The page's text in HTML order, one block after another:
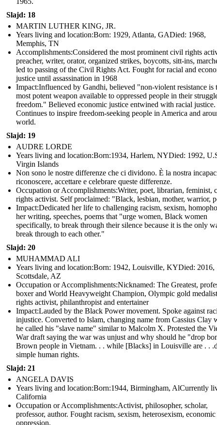
Slajd: 18
MARTIN LUTHER KING, JR.
Years living and location:Born: 1929, Atlanta, GADied: 1968,
Memphis, TN
Accomplishments: Considered the most prominent civil rights
preacher, writer, orator, organized strikes, boycotts, sitt-ins,
led to passing of the Civil Rights Act. Fought for racial and
justice until assassination in 1968
Impact: Influenced by Gandhi, believed "non-violent resistance is
most potent weapon available to oppressed people in their
freedom." Believed economic justice entwined with racial justice.
Continues to inspire freedom-seeking people in America and
world.
Slajd: 19
AUDRE LORDE
Years living and location:Born:1934, Harlem, NYDied: 1992,
Virgin Islands
Non sono le nostre differenze che ci dividono. È la nostra
riconoscere, accettare e celebrare queste differenze.
Occupation or Accomplishments: Writer, poet, librarian, feminist,
rights activist. Self proclaimed: "Black, lesbian, mother, warrior,
Impact:Dedicated her life to challenging racism, sexism,
her writing, speeches, poems that "urge women, Black women
specifically, to break through their silence because it is the only
break through to each other."
Slajd: 20
MUHAMMAD ALI
Years living and location:Born: 1942, Louisville, KYDied: 2016,
Scottsdale, AZ
Occupation or Accomplishments: Nicknamed: The Greatest,
boxer and World Heavyweight Champion, Olympic gold
rights activist, philanthropist and entertainer
Impact:Lauded by the Black Power movement. Spoke against
injustice. Converted to Islam, changing name from Cassius Clay
he called his "slave name" similar to Malcolm X. Protested the
War draft saying the war was unjust and why should he "drop
Brown people in Vietnam. . . while [Blacks] in Louisville are . .
simple human rights.
Slajd: 21
ANGELA DAVIS
Years living and location:Born:1944, Birmingham, AlCurrently
California
Occupation or Accomplishments: Activist, philosopher, scholar,
professor, author. Fought racism, sexism, heterosexism, economic
oppression.